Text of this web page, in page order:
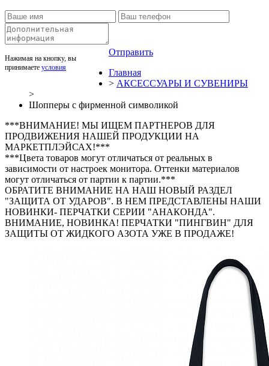
Нажимая на кнопку, вы
принимаете условия
Отправить
Главная
> АКСЕССУАРЫ И СУВЕНИРЫ
>
Шопперы с фирменной символикой
***ВНИМАНИЕ! МЫ ИЩЕМ ПАРТНЕРОВ ДЛЯ
ПРОДВИЖЕНИЯ НАШЕЙ ПРОДУКЦИИ НА
МАРКЕТПЛЭЙСАХ!***
***Цвета товаров могут отличаться от реальных в
зависимости от настроек монитора. Оттенки материалов
могут отличаться от партии к партии.***
ОБРАТИТЕ ВНИМАНИЕ НА НАШ НОВЫЙ РАЗДЕЛ
"ЗАЩИТА ОТ УДАРОВ". В НЕМ ПРЕДСТАВЛЕНЫ НАШИ
НОВИНКИ- ПЕРЧАТКИ СЕРИИ "АНАКОНДА".
ВНИМАНИЕ, НОВИНКА! ПЕРЧАТКИ "ПИНГВИН" ДЛЯ
ЗАЩИТЫ ОТ ЖИДКОГО АЗОТА УЖЕ В ПРОДАЖЕ!